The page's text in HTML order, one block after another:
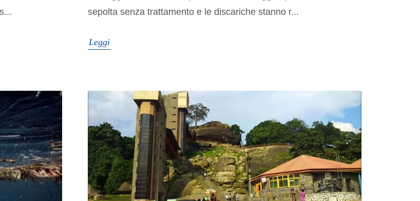
sepolta senza trattamento e le discariche stanno r...
Leggi